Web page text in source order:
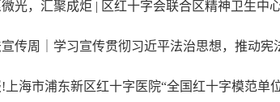
光，汇聚成炬 | 区红十字会联合区精神卫生中
传周｜学习宣传贯彻习近平法治思想，推动宪
上海市浦东新区红十字医院“全国红十字模范单